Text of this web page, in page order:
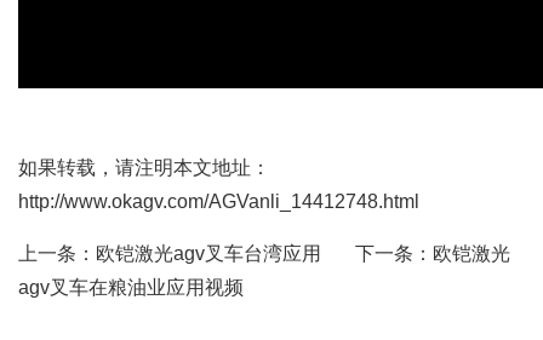
如果转载，请注明本文地址：
http://www.okagv.com/AGVanli_14412748.html
上一条： 欧铠激光agv叉车台湾应用 下一条： 欧铠激光
agv叉车在粮油业应用视频